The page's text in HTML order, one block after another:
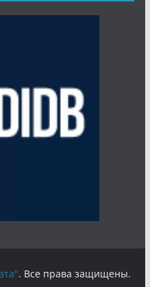
. Все права защищены.